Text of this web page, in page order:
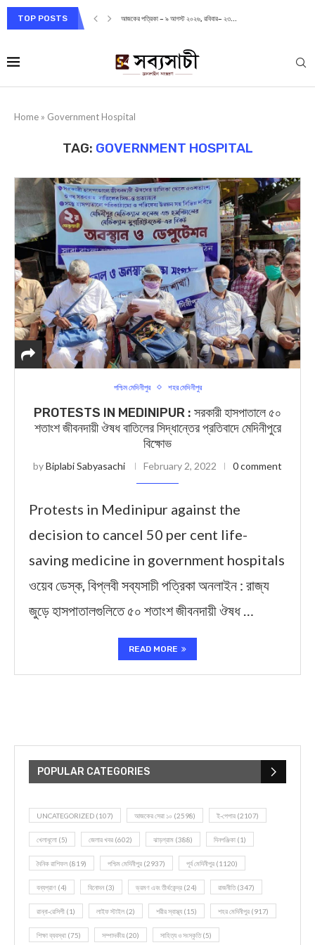
TOP POSTS আজকের পত্রিকা – ৯ আগস্ট ২০২৬, রবিবার– ২৩...
Home » Government Hospital
TAG: GOVERNMENT HOSPITAL
পশ্চিম মেদিনীপুর শহর মেদিনীপুর
PROTESTS IN MEDINIPUR : সরকারী হাসপাতালে ৫০
শতাংশ জীবনদায়ী ঔষধ বাতিলের সিদ্ধান্তের প্রতিবাদে মেদিনীপুরে
বিক্ষোভ
byBiplabi Sabyasachi February 2, 2022 0 comment
Protests in Medinipur against the
decision to cancel 50 per cent life-
saving medicine in government hospitals
ওয়েব ডেস্ক, বিপ্লবী সব্যসাচী পত্রিকা অনলাইন : রাজ্য
জুড়ে হাসপাতালগুলিতে ৫০ শতাংশ জীবনদায়ী ঔষধ …
READ MORE
POPULAR CATEGORIES
UNCATEGORIZED (107) আজকের সেরা ১০ (2598) ই-পেপার (2107)
খেলাধূলো (5) জেলার খবর (602) ঝাড়গ্রাম (388) দিনপঞ্জিকা (1)
দৈনিক রাশিফল (819) পশ্চিম মেদিনীপুর (2937) পূর্ব মেদিনীপুর (1120)
বন্যপ্রাণ (4) বিনোদন(3) ভ্রমণ এবং তীর্থকেন্দ্র (24) রাজনীতি(347)
রান্না-রেসিপী (1) লাইফ স্টাইল (2) শরীর স্বাস্থ্য (15) শহর মেদিনীপুর (917)
শিক্ষা ব্যবস্থা (75) সম্পাদকীয় (20) সাহিত্য ও সংস্কৃতি(5)